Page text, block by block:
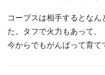
コーブスは相手するとな
た。タフで火力もあって、
今からでもがんばって育て